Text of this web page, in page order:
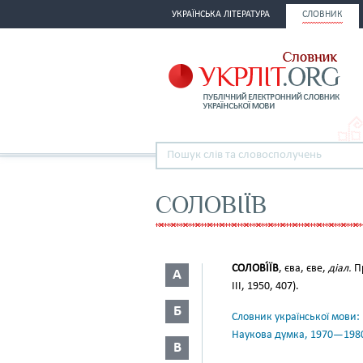
УКРАЇНСЬКА ЛІТЕРАТУРА СЛОВНИК
СОЛОВІЇВ
А
Б
В
СОЛОВІ́ЇВ, єва, єве, діал.
III, 1950, 407).
Словник української
Наукова думка,